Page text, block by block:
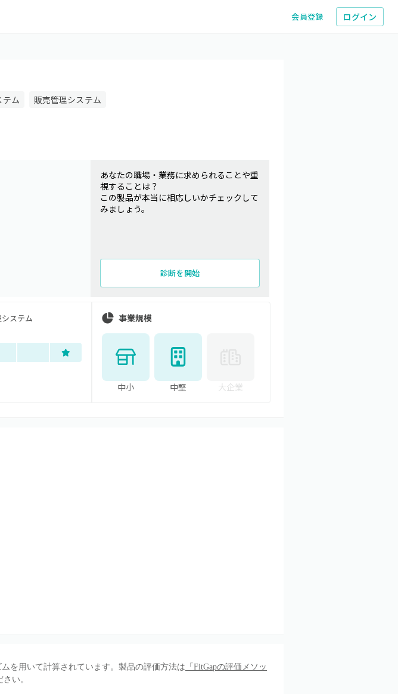
会員登録 ログイン
テム
販売管理システム
あなたの職場・業務に求められることや重
視することは？
この製品が本当に相応しいかチェックして
みましょう。
診断を開始
ステム 事業規模
中小 中堅 大企業
を用いて計算されています。製品の評価方法は 「FitGapの評価メソッ
い。